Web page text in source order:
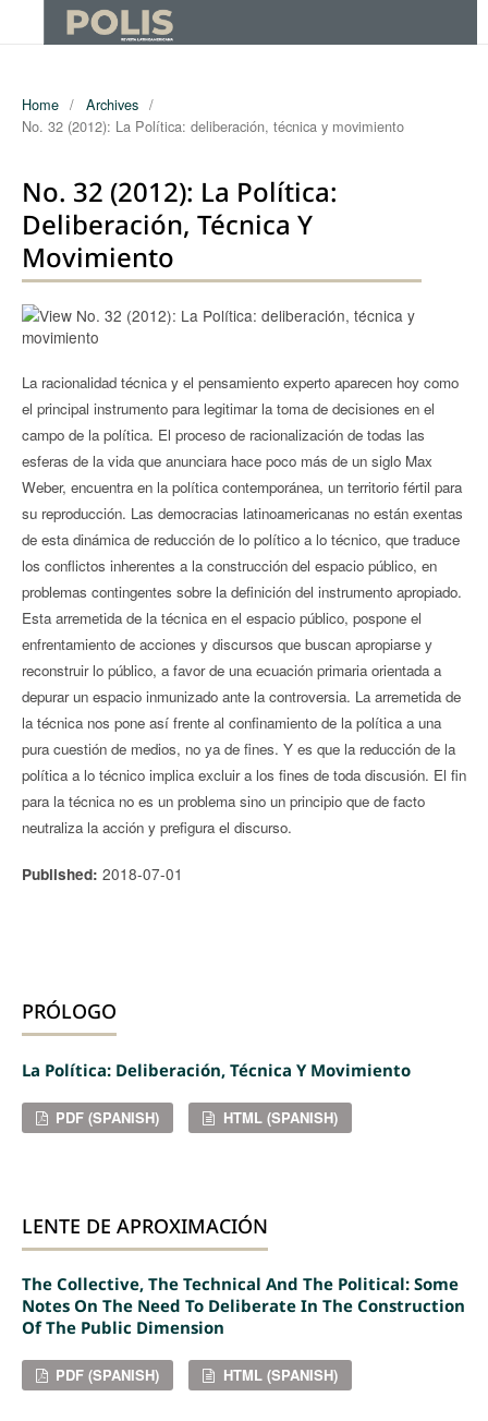
Home / Archives /
No. 32 (2012): La Política: deliberación, técnica y movimiento
No. 32 (2012): La Política:
Deliberación, Técnica Y
Movimiento
La racionalidad técnica y el pensamiento experto aparecen hoy como
el principal instrumento para legitimar la toma de decisiones en el
campo de la política. El proceso de racionalización de todas las
esferas de la vida que anunciara hace poco más de un siglo Max
Weber, encuentra en la política contemporánea, un territorio fértil para
su reproducción. Las democracias latinoamericanas no están exentas
de esta dinámica de reducción de lo político a lo técnico, que traduce
los conflictos inherentes a la construcción del espacio público, en
problemas contingentes sobre la definición del instrumento apropiado.
Esta arremetida de la técnica en el espacio público, pospone el
enfrentamiento de acciones y discursos que buscan apropiarse y
reconstruir lo público, a favor de una ecuación primaria orientada a
depurar un espacio inmunizado ante la controversia. La arremetida de
la técnica nos pone así frente al confinamiento de la política a una
pura cuestión de medios, no ya de fines. Y es que la reducción de la
política a lo técnico implica excluir a los fines de toda discusión. El fin
para la técnica no es un problema sino un principio que de facto
neutraliza la acción y prefigura el discurso.
Published: 2018-07-01
PRÓLOGO
La Política: Deliberación, Técnica Y Movimiento
PDF (SPANISH) HTML (SPANISH)
LENTE DE APROXIMACIÓN
The Collective, The Technical And The Political: Some
Notes On The Need To Deliberate In The Construction
Of The Public Dimension
PDF (SPANISH) HTML (SPANISH)